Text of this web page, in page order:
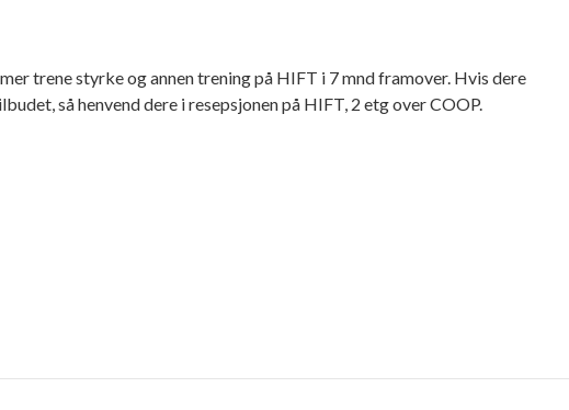
trene styrke og annen trening på HIFT i 7 mnd framover. Hvis dere
så henvend dere i resepsjonen på HIFT, 2 etg over COOP.